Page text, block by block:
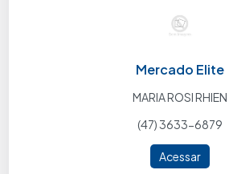
Mercado Elite
MARIA ROSI RHIEN
(47) 3633-6879
Acessar